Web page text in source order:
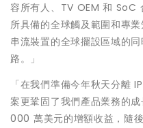
容所有人、TV OEM 和 SoC
所具備的全球觸及範圍和專
串流裝置的全球擺設區域的
路。」
「在我們準備今年秋天分離
案更鞏固了我們產品業務的
000 萬美元的增額收益，隨